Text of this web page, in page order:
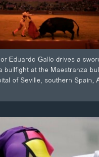
Eduardo Gallo drives a
bullfight at the Maestranza
of Seville, southern Spain,